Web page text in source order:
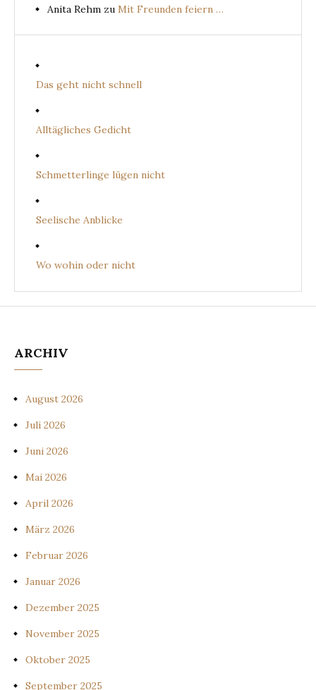
Anita Rehm zu Mit Freunden feiern …
Das geht nicht schnell
Alltägliches Gedicht
Schmetterlinge lügen nicht
Seelische Anblicke
Wo wohin oder nicht
ARCHIV
August 2026
Juli 2026
Juni 2026
Mai 2026
April 2026
März 2026
Februar 2026
Januar 2026
Dezember 2025
November 2025
Oktober 2025
September 2025